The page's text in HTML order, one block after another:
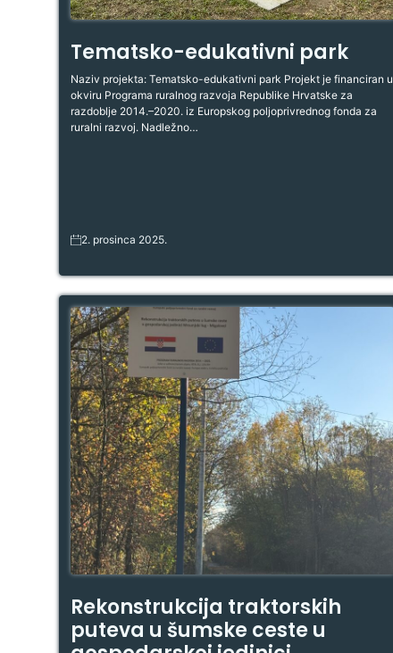
Tematsko-edukativni park
Naziv projekta: Tematsko-edukativni park Projekt je financiran u
okviru Programa ruralnog razvoja Republike Hrvatske za
razdoblje 2014.–2020. iz Europskog poljoprivrednog fonda za
ruralni razvoj. Nadležno…
2. prosinca 2025.
Rekonstrukcija traktorskih
puteva u šumske ceste u